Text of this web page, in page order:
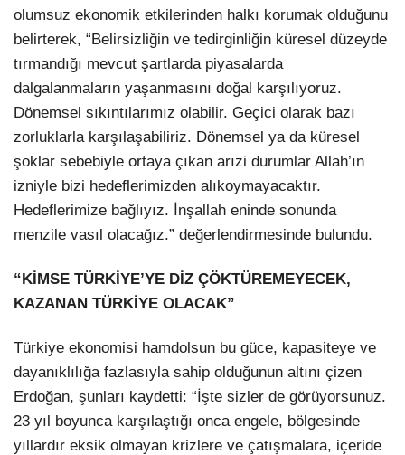
olumsuz ekonomik etkilerinden halkı korumak olduğunu
belirterek, “Belirsizliğin ve tedirginliğin küresel düzeyde
tırmandığı mevcut şartlarda piyasalarda
dalgalanmaların yaşanmasını doğal karşılıyoruz.
Dönemsel sıkıntılarımız olabilir. Geçici olarak bazı
zorluklarla karşılaşabiliriz. Dönemsel ya da küresel
şoklar sebebiyle ortaya çıkan arızi durumlar Allah’ın
izniyle bizi hedeflerimizden alıkoymayacaktır.
Hedeflerimize bağlıyız. İnşallah eninde sonunda
menzile vasıl olacağız.” değerlendirmesinde bulundu.
“KİMSE TÜRKİYE’YE DİZ ÇÖKTÜREMEYECEK,
KAZANAN TÜRKİYE OLACAK”
Türkiye ekonomisi hamdolsun bu güce, kapasiteye ve
dayanıklılığa fazlasıyla sahip olduğunun altını çizen
Erdoğan, şunları kaydetti: “İşte sizler de görüyorsunuz.
23 yıl boyunca karşılaştığı onca engele, bölgesinde
yıllardır eksik olmayan krizlere ve çatışmalara, içeride